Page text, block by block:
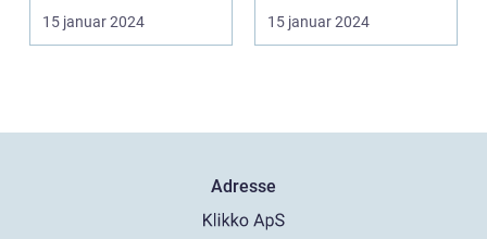
populære rejsemål, der
tiltrækker eve...
15 januar 2024
folkerige land og er
beligg...
15 januar 2024
Adresse